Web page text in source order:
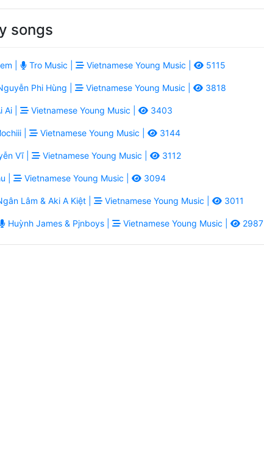
songs
| Tro Music | Vietnamese Young Music | 5115
Phi Hùng | Vietnamese Young Music | 3818
Ai | Vietnamese Young Music | 3403
| Vietnamese Young Music | 3144
Vĩ | Vietnamese Young Music | 3112
| Vietnamese Young Music | 3094
Lâm & Aki A Kiệt | Vietnamese Young Music | 3011
Huỳnh James & Pjnboys | Vietnamese Young Music | 2987